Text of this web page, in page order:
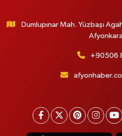
Dumlupınar Mah. Yüzbaşı
+90506